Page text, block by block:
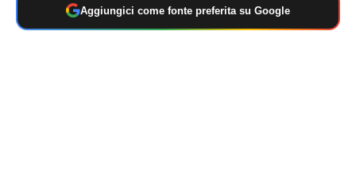
Aggiungici come fonte preferita su Google